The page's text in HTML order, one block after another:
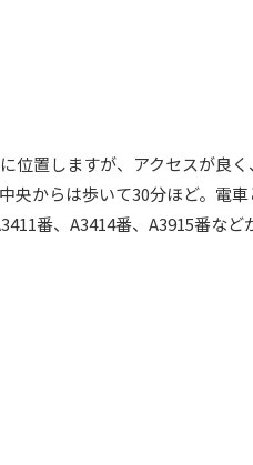
位置しますが、アクセスが良
央からは歩いて30分ほど。電
番、A3414番、A3915番など